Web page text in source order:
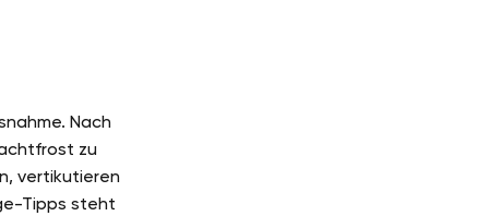
Nach
zu
vertikutieren
Tipps steht